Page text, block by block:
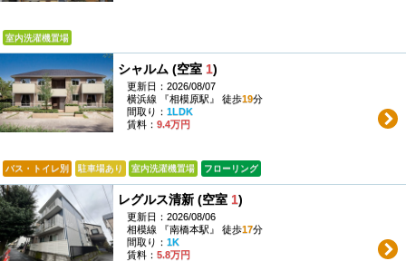
室内洗濯機置場
シャルム (空室 1)
更新日：2026/08/07
横浜線 『相模原駅』 徒歩19分
間取り： 1LDK
賃料： 9.4万円
バス・トイレ別 駐車場あり 室内洗濯機置場 フローリング
レグルス清新 (空室 1)
更新日：2026/08/06
相模線 『南橋本駅』 徒歩17分
間取り： 1K
賃料： 5.8万円